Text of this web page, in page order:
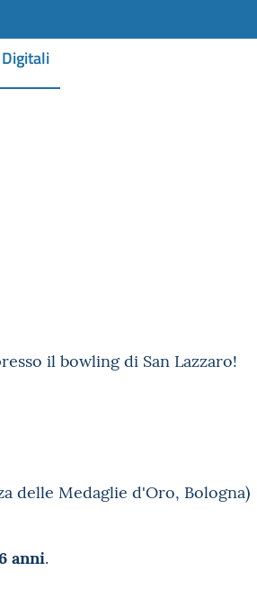
il bowling di San Lazzaro!
delle Medaglie d'Oro, Bologna)
anni.